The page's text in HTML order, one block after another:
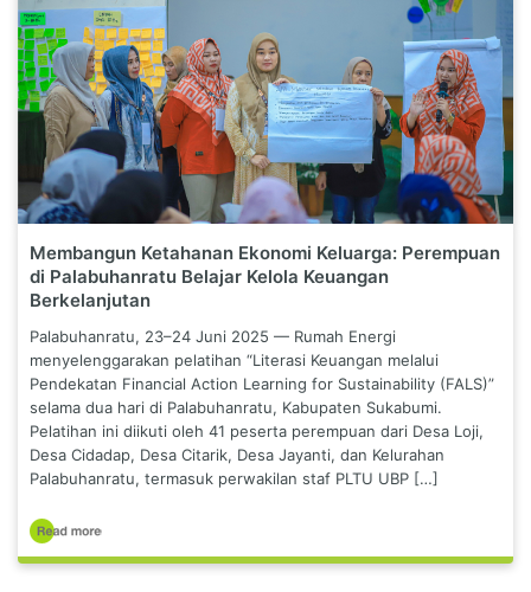
Membangun Ketahanan Ekonomi Keluarga: Perempuan
di Palabuhanratu Belajar Kelola Keuangan
Berkelanjutan
Palabuhanratu, 23–24 Juni 2025 — Rumah Energi
menyelenggarakan pelatihan “Literasi Keuangan melalui
Pendekatan Financial Action Learning for Sustainability (FALS)”
selama dua hari di Palabuhanratu, Kabupaten Sukabumi.
Pelatihan ini diikuti oleh 41 peserta perempuan dari Desa Loji,
Desa Cidadap, Desa Citarik, Desa Jayanti, dan Kelurahan
Palabuhanratu, termasuk perwakilan staf PLTU UBP […]